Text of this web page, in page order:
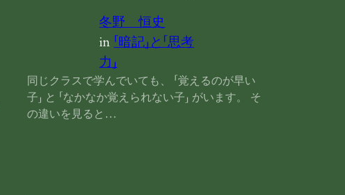
冬野 恒史
in 「暗記」と「思考
力」
同じクラスで学んでいても、 「覚えるのが早い
子」 と 「なかなか覚えられない子」 がいます。 そ
の違いを見ると…